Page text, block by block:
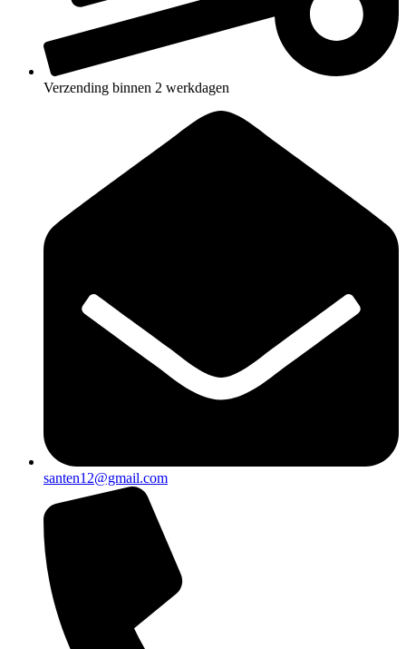
Verzending binnen 2 werkdagen
santen12@gmail.com